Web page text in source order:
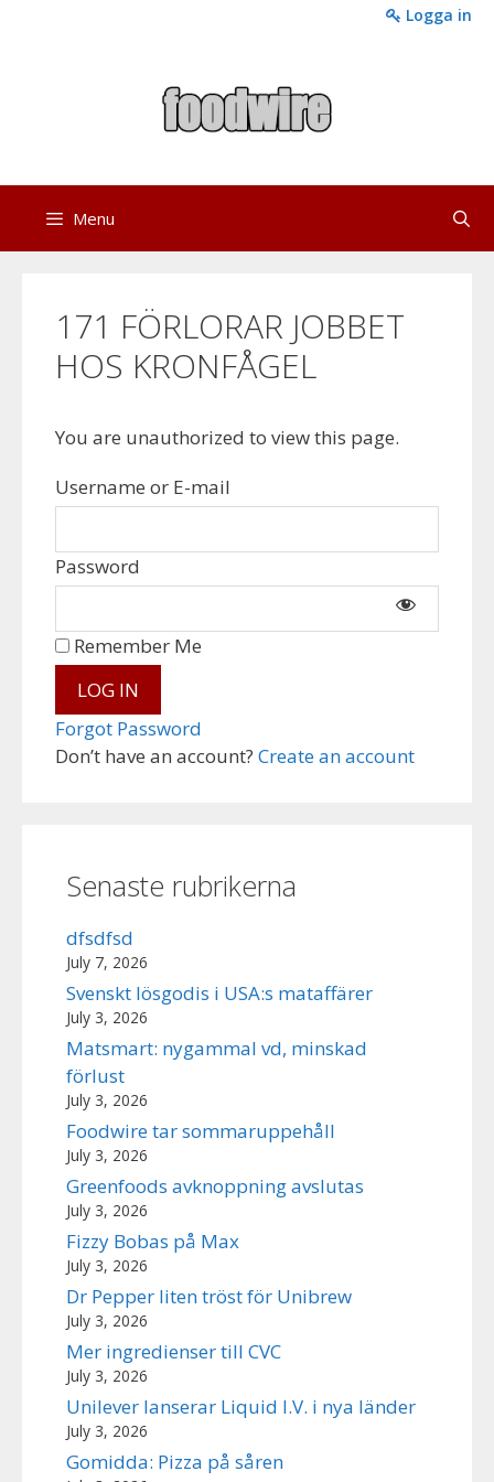
Logga in
Menu
171 FÖRLORAR JOBBET
HOS KRONFÅGEL
You are unauthorized to view this page.
Username or E-mail
Password
Don’t have an account? Create an account
Remember Me
Forgot Password
Senaste rubrikerna
dfsdfsd
July 7, 2026
Svenskt lösgodis i USA:s mataffärer
July 3, 2026
Matsmart: nygammal vd, minskad
förlust
July 3, 2026
Foodwire tar sommaruppehåll
July 3, 2026
Greenfoods avknoppning avslutas
July 3, 2026
Fizzy Bobas på Max
July 3, 2026
Dr Pepper liten tröst för Unibrew
July 3, 2026
Mer ingredienser till CVC
July 3, 2026
Unilever lanserar Liquid I.V. i nya länder
July 3, 2026
Gomidda: Pizza på såren